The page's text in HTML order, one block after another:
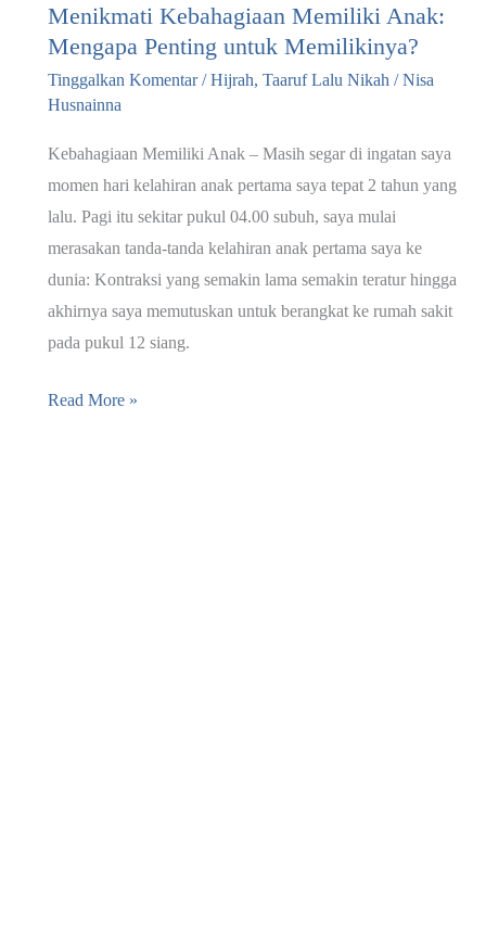
Menikmati Kebahagiaan Memiliki Anak:
Mengapa Penting untuk Memilikinya?
Tinggalkan Komentar /Hijrah, Taaruf Lalu Nikah /Nisa
Husnainna
Kebahagiaan Memiliki Anak – Masih segar di ingatan saya
momen hari kelahiran anak pertama saya tepat 2 tahun yang
lalu. Pagi itu sekitar pukul 04.00 subuh, saya mulai
merasakan tanda-tanda kelahiran anak pertama saya ke
dunia: Kontraksi yang semakin lama semakin teratur hingga
akhirnya saya memutuskan untuk berangkat ke rumah sakit
pada pukul 12 siang.
Menikmati
Read More »